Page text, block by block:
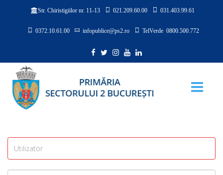
Str. Chiristigiilor nr. 11-13 021.209.60.00 031.403.99.61
0372.10.61.00 infopublice@ps2.ro TelVerde 0800.500.772